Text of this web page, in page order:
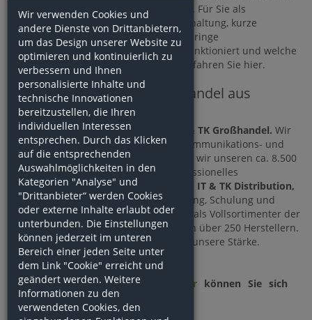
bestellte Ware direkt zu Ihrem Kunden. Für Sie als
Fachhändler bedeutet das keine Lagerhaltung, kurze
Versandwege zum Kunden und eine geringe
Eigenkapitalbindung. Wie genau das funktioniert und welche
Services wir Ihnen anbieten können, erfahren Sie hier.
IT Distributor und TK Großhandel aus
Niedersachsen
DieMICHAELAG ist ein etablierter IT & TK Großhandel. Wir
sind seit 1984 erfolgreich in der Telekommunikations- und
Informationstechnik tätig. Dabei bieten wir unseren ca. 8.500
Händlern im In- und Ausland ein professionelles
Leistungsprofil mit den Schwerpunkten IT & TK Distribution,
Warenhandel/-versand, Netzvermarktung, Schulung und
Beratung. Schließlich liefern wir Ihnen als Vollsortimenter der
Branche schnell über 20.000 Artikel von über 250 Herstellern.
Beratung, Planung und Lösungen sind unsere Stärke.
Sie sind noch kein Kunde? Hier können Sie sich
registrieren
Wir verwenden Cookies und
andere Dienste von Drittanbietern,
um das Design unserer Website zu
optimieren und kontinuierlich zu
verbessern und Ihnen
personalisierte Inhalte und
technische Innovationen
bereitzustellen, die Ihren
individuellen Interessen
entsprechen. Durch das Klicken
auf die entsprechenden
Auswahlmöglichkeiten in den
Kategorien "Analyse" und
"Drittanbieter“ werden Cookies
oder externe Inhalte erlaubt oder
unterbunden. Die Einstellungen
können jederzeit im unteren
Bereich einer jeden Seite unter
dem Link "Cookie" erreicht und
geändert werden. Weitere
Informationen zu den
verwendeten Cookies, den